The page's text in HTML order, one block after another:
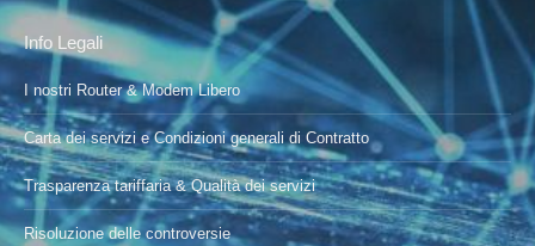
Info Legali
I nostri Router & Modem Libero
Carta dei servizi e Condizioni generali di Contratto
Trasparenza tariffaria & Qualità dei servizi
Risoluzione delle controversie